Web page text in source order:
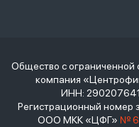
Общество с ограниченной
компания
ИНН:
Регистрационный номер
ООО МКК «ЦФГ» №